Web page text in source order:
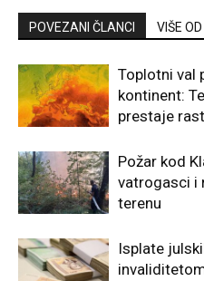
POVEZANI ČLANCI VIŠE
Toplotni val
kontinent:
prestaje
Požar kod
vatrogasci i
terenu
Isplate